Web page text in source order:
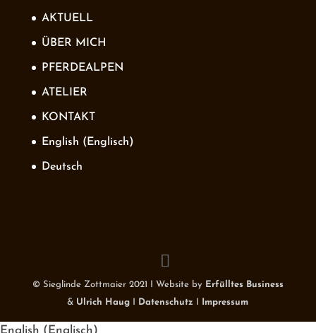
AKTUELL
ÜBER MICH
PFERDEALPEN
ATELIER
KONTAKT
English ( Englisch)
Deutsch
© Sieglinde Zottmaier 2021 I Website by
Erfülltes Business
& Ulrich Haug Datenschutz Impressum
English ( Englisch)